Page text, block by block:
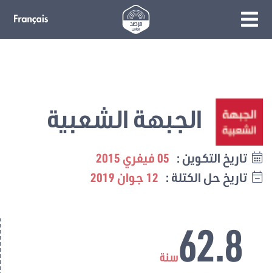
الجبهة الشعبية
تاريخ التكوين : 05 فيفري 2015
تاريخ حل الكتلة : 12 جوان 2019
62.8سنة